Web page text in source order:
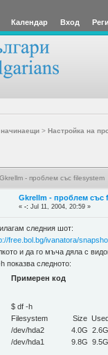
Календар Вход
> Настройка на
- проблем със
Gkrellm - проблем със
«-: Jul 11, 2004, 20:59 »
следния шот:
free.bol.bg/ivanatora/
и да го мъча дяла с
показва следното:
Примерен код
$ df -h
Filesystem Size Used
/dev/hda2 4.0G 2.6G
/dev/hda1 9.8G 9.5G